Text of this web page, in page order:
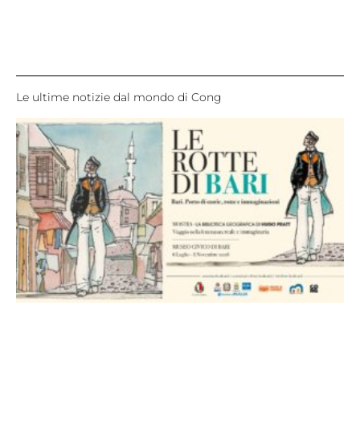
Le ultime notizie dal mondo di Cong